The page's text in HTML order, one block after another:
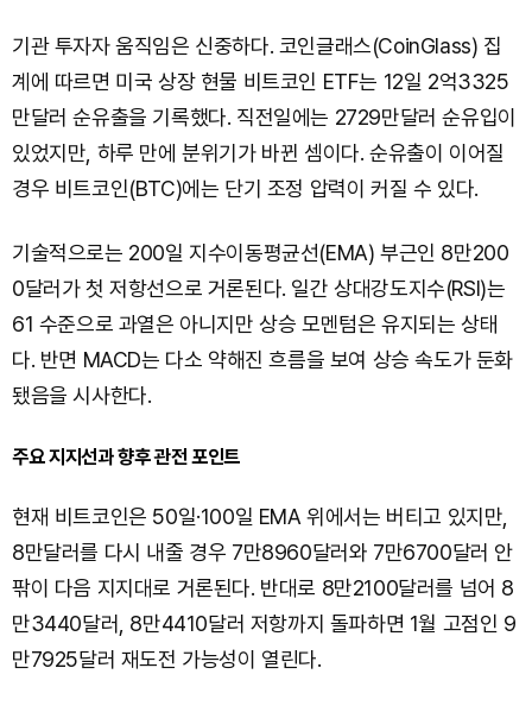
기관 투자자 움직임은 신중하다. 코인글래스(CoinGlass) 집
계에 따르면 미국 상장 현물 비트코인 ETF는 12일 2억3325
만달러 순유출을 기록했다. 직전일에는 2729만달러 순유입이
있었지만, 하루 만에 분위기가 바뀐 셈이다. 순유출이 이어질
경우 비트코인(BTC)에는 단기 조정 압력이 커질 수 있다.
기술적으로는 200일 지수이동평균선(EMA) 부근인 8만200
0달러가 첫 저항선으로 거론된다. 일간 상대강도지수(RSI)는
61 수준으로 과열은 아니지만 상승 모멘텀은 유지되는 상태
다. 반면 MACD는 다소 약해진 흐름을 보여 상승 속도가 둔화
됐음을 시사한다.
주요 지지선과 향후 관전 포인트
현재 비트코인은 50일·100일 EMA 위에서는 버티고 있지만,
8만달러를 다시 내줄 경우 7만8960달러와 7만6700달러 안
팎이 다음 지지대로 거론된다. 반대로 8만2100달러를 넘어 8
만3440달러, 8만4410달러 저항까지 돌파하면 1월 고점인 9
만7925달러 재도전 가능성이 열린다.